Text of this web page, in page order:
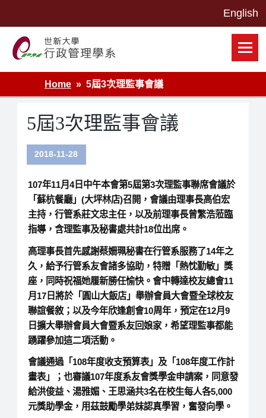
世新大學行政管理學系網站
Home
5屆3次理監事會議
5屆3次理監事會議
2018-11-28
107年11月4日中午本會第5屆第3次理監事聯席會議於
「蘇杭餐廳」(大坪林店)召開，會議由理事長高伯宏
主持，行管系莊文忠主任，以及前理事長曾繁浩蒞臨
指導，含理監事及秘書處共計18位出席。
高理事長首先感謝蔡姍珮秘書在行管系服務了14年之
久，給予行管系友會諸多協助，特贈「熱忱勤敏」獎
座，同時祝福她履新勝任愉快。會中轉達校友總會11
月17日將於「圓山大飯店」舉辦會員大會暨全球校友
聯誼餐敘；以及今年欣逢創會10周年，預定在12月9
日擴大舉辦會員大會暨系友回娘家，希望理監事都能
踴躍參加這二項活動。
會議通過「108年度收支預算表」及「108年度工作計
畫表」；也審議107年度系友會獎學金申請案，同意發
給洪俊益、湯雅媚、王思涵共3名在校生每人各5,000
元獎助學金，用茲鼓勵學弟妹認真學習，奮發向學。